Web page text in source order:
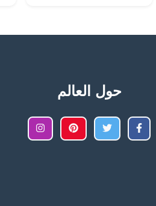
حول العالم